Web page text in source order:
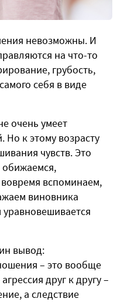
невозможны. И
на что-то
грубость,
себя в виде
очень умеет
Но к этому возрасту
чувств. Это
обижаемся,
вспоминаем,
виновника
вывод:
– это вообще
друг к другу –
а следствие